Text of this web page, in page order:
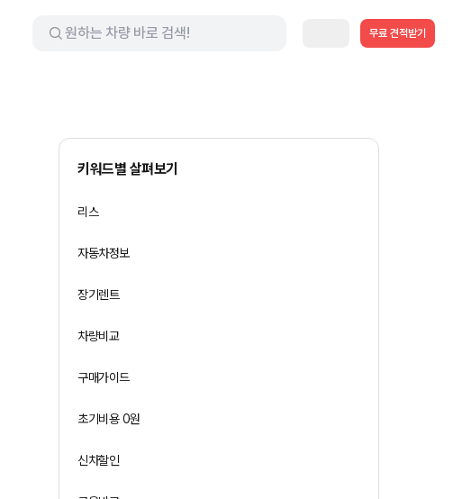
무료 견적받기
키워드별 살펴보기
리스
자동차정보
장기렌트
차량비교
구매가이드
초기비용 0원
신차할인